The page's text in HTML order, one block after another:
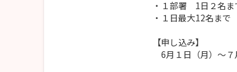
・１部署 1日２名ま
・１日最大12名まで
【申し込み】
6月１日（月）～７